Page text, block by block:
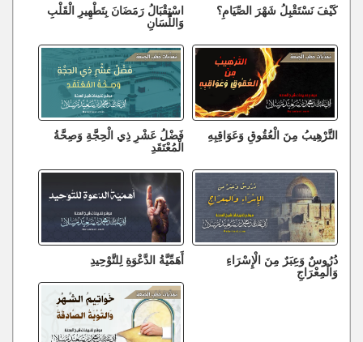
كَيْفَ نَسْتَقْبِلُ شَهْرَ الصِّيَامِ؟ اسْتِقْبَالُ رَمَضَانَ بِتَطْهِيرِ الْقَلْبِ
وَاللِّسَانِ
التَّرْهِيبُ مِنَ الْعُقُوقِ وَعَوَاقِبِهِ فَضْلُ عَشْرِ ذِي الْحِجَّةِ وَصِحَّةُ
الْمُعْتَقَدِ
دُرُوسٌ وَعِبَرٌ مِنَ الْإِسْرَاءِ
وَالْمِعْرَاجِ
أَهَمِّيَّةُ الدَّعْوَةِ لِلتَّوْحِيدِ